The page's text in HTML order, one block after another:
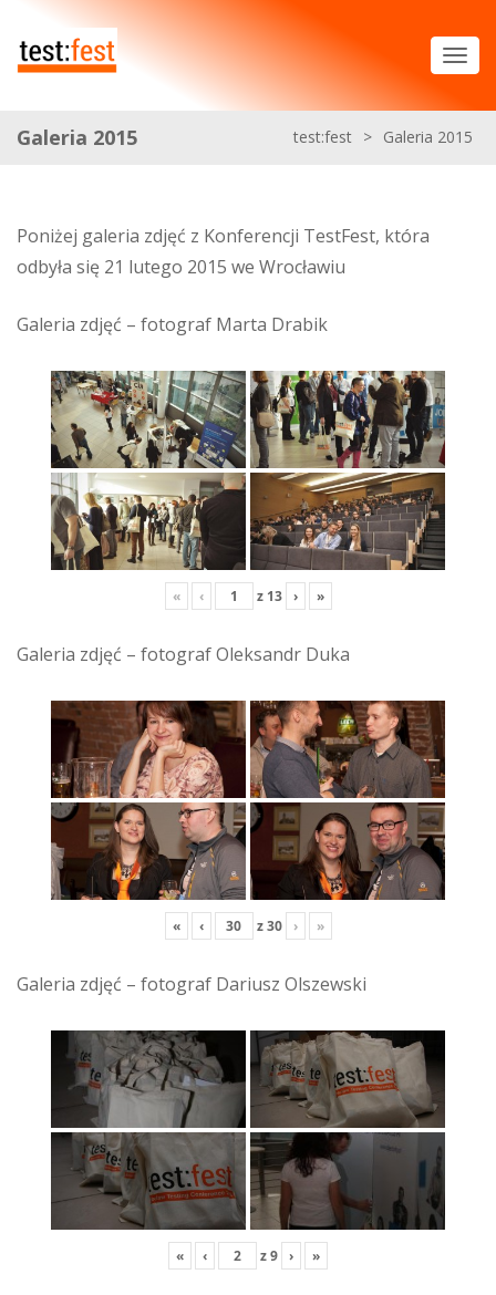
Galeria 2015 test:fest > Galeria 2015
Poniżej galeria zdjęć z Konferencji TestFest, która
odbyła się 21 lutego 2015 we Wrocławiu
Galeria zdjęć – fotograf Marta Drabik
« ‹ z 13 › »
Galeria zdjęć – fotograf Oleksandr Duka
« ‹ z30 › »
Galeria zdjęć – fotograf Dariusz Olszewski
« ‹ z9 › »